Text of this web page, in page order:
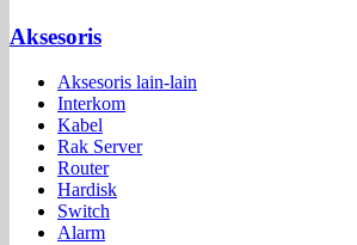
Aksesoris
Aksesoris lain-lain
Interkom
Kabel
Rak Server
Router
Hardisk
Switch
Alarm